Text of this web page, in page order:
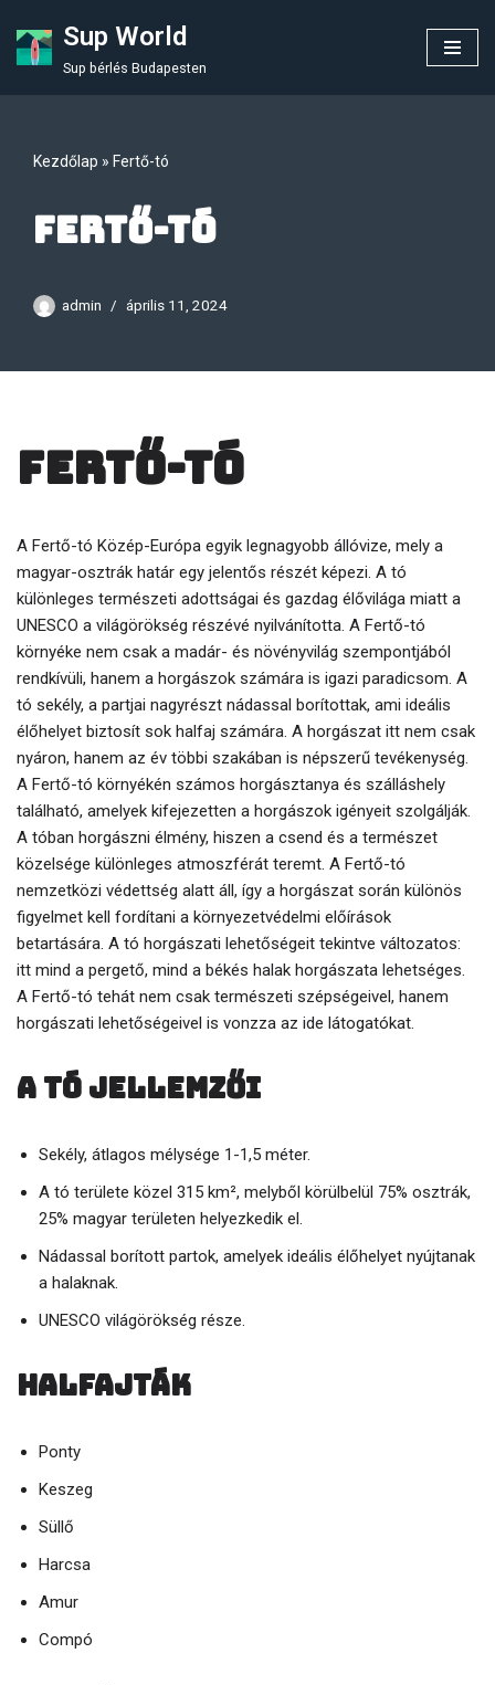
Skip
Sup World
Sup bérlés Budapesten
Kezdőlap » Fertő-tó
Fertő-tó
admin április 11, 2024
Fertő-tó
A Fertő-tó Közép-Európa egyik legnagyobb állóvize, mely a
magyar-osztrák határ egy jelentős részét képezi. A tó
különleges természeti adottságai és gazdag élővilága miatt a
UNESCO a világörökség részévé nyilvánította. A Fertő-tó
környéke nem csak a madár- és növényvilág szempontjából
rendkívüli, hanem a horgászok számára is igazi paradicsom. A
tó sekély, a partjai nagyrészt nádassal borítottak, ami ideális
élőhelyet biztosít sok halfaj számára. A horgászat itt nem csak
nyáron, hanem az év többi szakában is népszerű tevékenység.
A Fertő-tó környékén számos horgásztanya és szálláshely
található, amelyek kifejezetten a horgászok igényeit szolgálják.
A tóban horgászni élmény, hiszen a csend és a természet
közelsége különleges atmoszférát teremt. A Fertő-tó
nemzetközi védettség alatt áll, így a horgászat során különös
figyelmet kell fordítani a környezetvédelmi előírások
betartására. A tó horgászati lehetőségeit tekintve változatos:
itt mind a pergető, mind a békés halak horgászata lehetséges.
A Fertő-tó tehát nem csak természeti szépségeivel, hanem
horgászati lehetőségeivel is vonzza az ide látogatókat.
A tó jellemzői
Sekély, átlagos mélysége 1-1,5 méter.
A tó területe közel 315 km², melyből körülbelül 75% osztrák,
25% magyar területen helyezkedik el.
Nádassal borított partok, amelyek ideális élőhelyet nyújtanak
a halaknak.
UNESCO világörökség része.
Halfajták
Ponty
Keszeg
Süllő
Harcsa
Amur
Compó